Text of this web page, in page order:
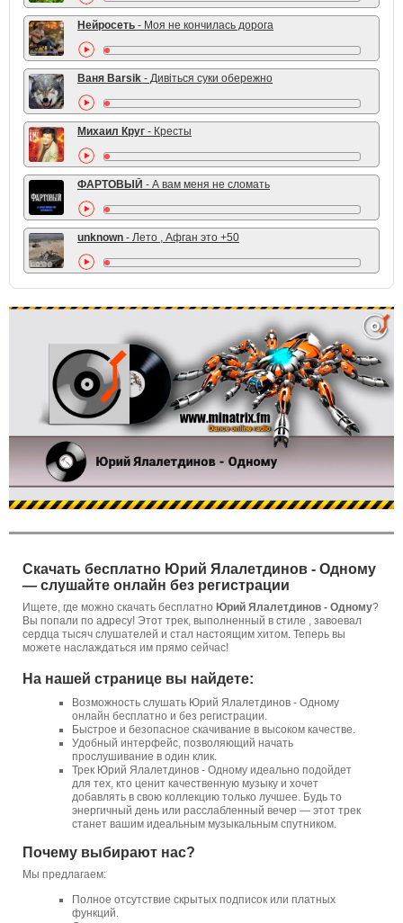
Нейросеть - Моя не кончилась дорога
Ваня Barsik - Дивіться суки обережно
Михаил Круг - Кресты
ФАРТОВЫЙ - А вам меня не сломать
unknown - Лето , Афган это +50
Скачать бесплатно Юрий Ялалетдинов - Одному
— слушайте онлайн без регистрации
Ищете, где можно скачать бесплатно Юрий Ялалетдинов - Одному?
Вы попали по адресу! Этот трек, выполненный в стиле , завоевал
сердца тысяч слушателей и стал настоящим хитом. Теперь вы
можете наслаждаться им прямо сейчас!
На нашей странице вы найдете:
Возможность слушать Юрий Ялалетдинов - Одному
онлайн бесплатно и без регистрации.
Быстрое и безопасное скачивание в высоком качестве.
Удобный интерфейс, позволяющий начать
прослушивание в один клик.
Трек Юрий Ялалетдинов - Одному идеально подойдет
для тех, кто ценит качественную музыку и хочет
добавлять в свою коллекцию только лучшее. Будь то
энергичный день или расслабленный вечер — этот трек
станет вашим идеальным музыкальным спутником.
Почему выбирают нас?
Мы предлагаем:
Полное отсутствие скрытых подписок или платных
функций.